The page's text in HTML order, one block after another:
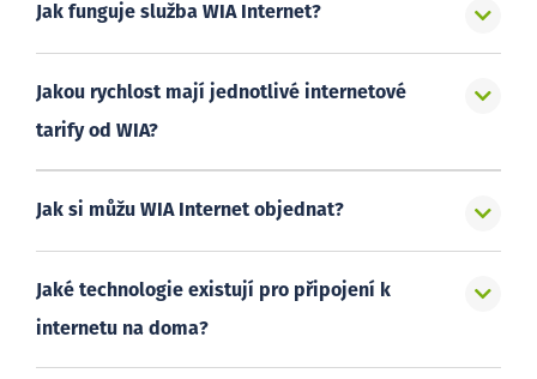
Jak funguje služba WIA Internet?
Jakou rychlost mají jednotlivé internetové
tarify od WIA?
Jak si můžu WIA Internet objednat?
Jaké technologie existují pro připojení k
internetu na doma?